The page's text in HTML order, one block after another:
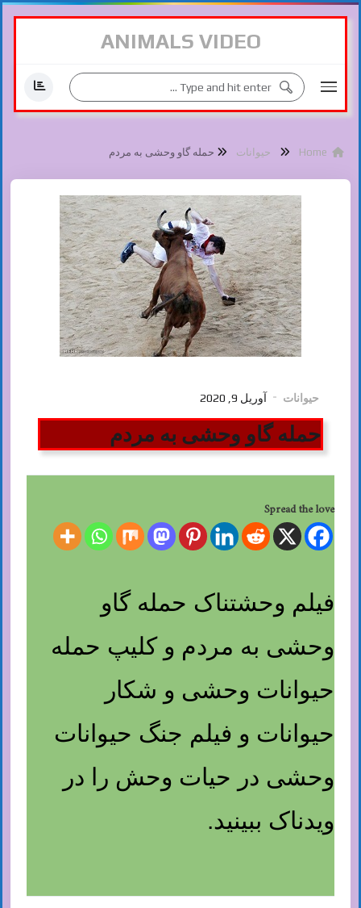
ANIMALS VIDEO
حیوانات حمله گاو وحشی به مردم
حیوانات آوریل 9, 2020
حمله گاو وحشی به مردم
Spread the love
فیلم وحشتناک حمله گاو
وحشی به مردم و کلیپ حمله
حیوانات وحشی و شکار
حیوانات و فیلم جنگ حیوانات
وحشی در حیات وحش را در
ویدناک ببینید.